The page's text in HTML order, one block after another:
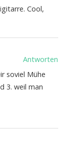
Cool,
Antworten
soviel Mühe
3. weil man